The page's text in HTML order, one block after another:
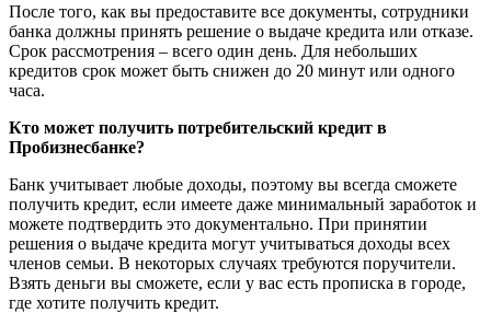
После того, как вы предоставите все документы, сотрудники
банка должны принять решение о выдаче кредита или отказе.
Срок рассмотрения – всего один день. Для небольших
кредитов срок может быть снижен до 20 минут или одного
часа.
Кто может получить потребительский кредит в
Пробизнесбанке?
Банк учитывает любые доходы, поэтому вы всегда сможете
получить кредит, если имеете даже минимальный заработок и
можете подтвердить это документально. При принятии
решения о выдаче кредита могут учитываться доходы всех
членов семьи. В некоторых случаях требуются поручители.
Взять деньги вы сможете, если у вас есть прописка в городе,
где хотите получить кредит.